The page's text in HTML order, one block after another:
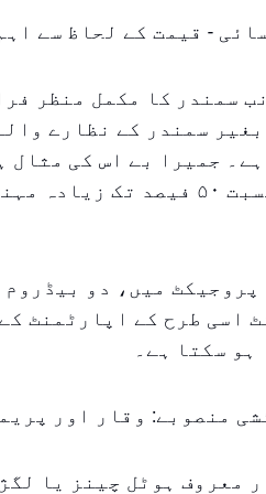
- قیمت کے لحاظ سے
سمندر کا مکمل منظر
جمیرا بے اس کی مثال
ایک گھر کی نسبت ۵۰
پروجیکٹ میں، دو
اسی طرح کے اپارٹمنٹ
سکتا ہے۔
منصوبے: وقار اور
معروف ہوٹل چینز یا